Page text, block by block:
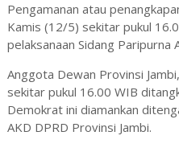
Pengamanan atau
Kamis (12/5) sekitar pukul
pelaksanaan Sidang Paripurna
Anggota Dewan Provinsi
sekitar pukul 16.00 WIB
Demokrat ini diamankan
AKD DPRD Provinsi Jambi.